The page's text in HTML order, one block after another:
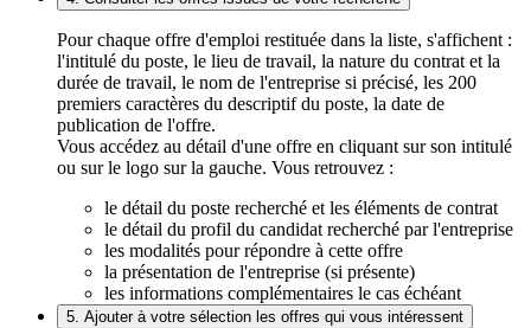
Pour chaque offre d'emploi restituée dans la liste, s'affichent :
l'intitulé du poste, le lieu de travail, la nature du contrat et la
durée de travail, le nom de l'entreprise si précisé, les 200
premiers caractères du descriptif du poste, la date de
publication de l'offre.
Vous accédez au détail d'une offre en cliquant sur son intitulé
ou sur le logo sur la gauche. Vous retrouvez :
le détail du poste recherché et les éléments de contrat
le détail du profil du candidat recherché par l'entreprise
les modalités pour répondre à cette offre
la présentation de l'entreprise (si présente)
les informations complémentaires le cas échéant
5. Ajouter à votre sélection les offres qui vous intéressent